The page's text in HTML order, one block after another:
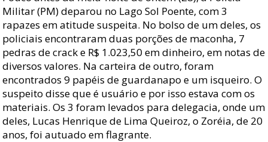
Militar (PM) deparou no Lago Sol Poente, com 3
rapazes em atitude suspeita. No bolso de um deles, os
policiais encontraram duas porções de maconha, 7
pedras de crack e R$ 1.023,50 em dinheiro, em notas de
diversos valores. Na carteira de outro, foram
encontrados 9 papéis de guardanapo e um isqueiro. O
suspeito disse que é usuário e por isso estava com os
materiais. Os 3 foram levados para delegacia, onde um
deles, Lucas Henrique de Lima Queiroz, o Zoréia, de 20
anos, foi autuado em flagrante.